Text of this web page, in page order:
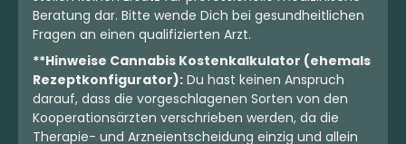
Beratung dar. Bitte wende Dich bei gesundheitlichen
Fragen an einen qualifizierten Arzt.
**Hinweise Cannabis Kostenkalkulator (ehemals
Rezeptkonfigurator): Du hast keinen Anspruch
darauf, dass die vorgeschlagenen Sorten von den
Kooperationsärzten verschrieben werden, da die
Therapie- und Arzneientscheidung einzig und allein